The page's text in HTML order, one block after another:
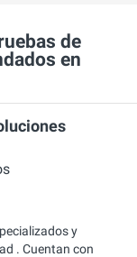
de
en
y
. Cuentan con